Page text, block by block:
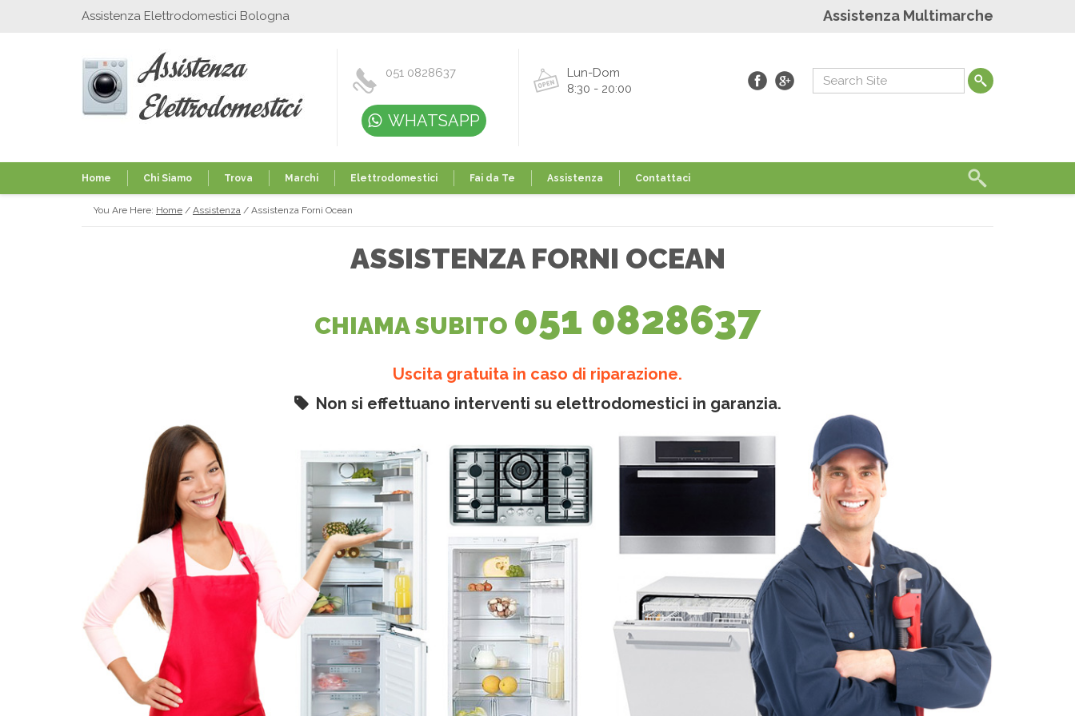
Assistenza Elettrodomestici Bologna Assistenza Multimarche
051 0828637
WHATSAPP
Lun-Dom
8:30 - 20:00
Home Chi Siamo Trova Marchi Elettrodomestici Fai da Te Assistenza Contattaci
You Are Here: Home / Assistenza / Assistenza Forni Ocean
ASSISTENZA FORNI OCEAN
CHIAMA SUBITO 051 0828637
Uscita gratuita in caso di riparazione.
Non si effettuano interventi su elettrodomestici in garanzia.